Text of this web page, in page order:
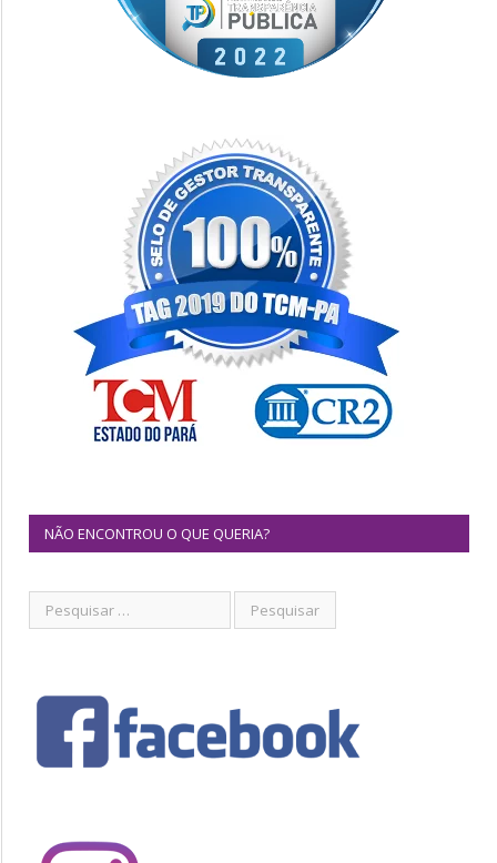
NÃO ENCONTROU O QUE QUERIA?